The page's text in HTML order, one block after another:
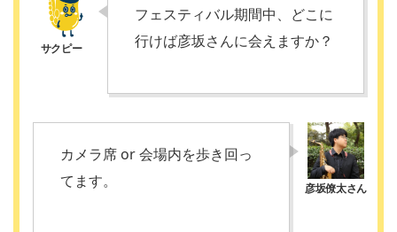
フェスティバル期間中、どこに
行けば彦坂さんに会えますか？
カメラ席 or 会場内を歩き回っ
てます。